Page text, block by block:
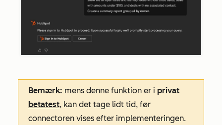
Bemærk: mens denne funktion er i privat
betatest, kan det tage lidt tid, før
connectoren vises efter implementeringen.